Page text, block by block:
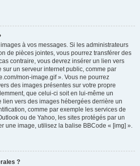
à vos messages. Si les administrateurs
de pièces jointes, vous pourrez transférer des
contraire, vous devrez insérer un lien vers
un serveur internet public, comme par
mon-image.gif ». Vous ne pourrez
des images présentes sur votre propre
que celui-ci soit en lui-même un
lien vers des images hébergées derrière un
comme par exemple les services de
ou de Yahoo, les sites protégés par un
une image, utilisez la balise BBCode « [img] ».
?